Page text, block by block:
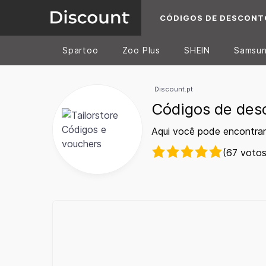
CÓDIGOS DE
Spartoo Zoo Plus SHEIN
Discount.pt
Códigos de
Aqui você pode
(67